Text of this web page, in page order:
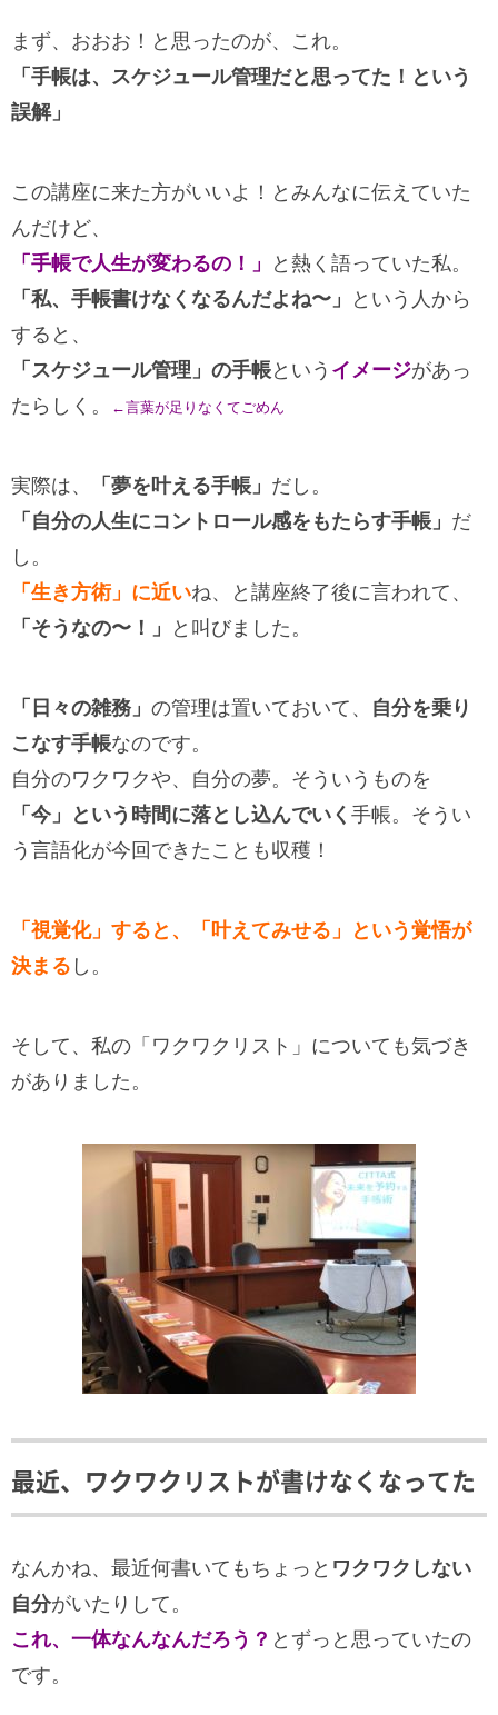
まず、おおお！と思ったのが、これ。
「手帳は、スケジュール管理だと思ってた！という
誤解」
この講座に来た方がいいよ！とみんなに伝えていた
んだけど、
「手帳で人生が変わるの！」
と熱く語っていた私。
「私、手帳書けなくなるんだよね〜」
という人から
すると、
「スケジュール管理」の手帳という イメージがあっ
たらしく。
←言葉が足りなくてごめん
実際は、 「夢を叶える手帳」 だし。
「自分の人生にコントロール感をもたらす手帳」 だ
し。
「生き方術」に近いね、と講座終了後に言われて、
「そうなの〜！」
と叫びました。
「日々の雑務」 の管理は置いておいて、 自分を乗り
こなす手帳なのです。
自分のワクワクや、自分の夢。そういうものを
「今」という時間に落とし込んでいく 手帳。そうい
う言語化が今回できたことも収穫！
「視覚化」すると、「叶えてみせる」という覚悟が
決まる し。
そして、私の「ワクワクリスト」についても気づき
がありました。
最近、ワクワクリストが書けなくなってた
なんかね、最近何書いてもちょっと ワクワクしない
自分がいたりして。
これ、一体なんなんだろう？ とずっと思っていたの
です。